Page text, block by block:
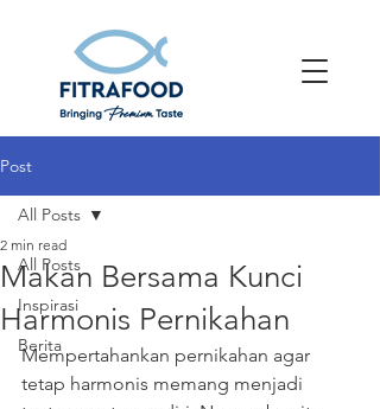
Post
All Posts
Inspirasi
Berita
All Posts
Makan Bersama Kunci
Harmonis Pernikahan
2 min read
Mempertahankan pernikahan agar
tetap harmonis memang menjadi